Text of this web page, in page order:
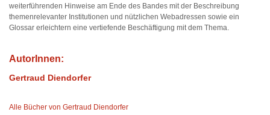
weiterführenden Hinweise am Ende des Bandes mit der Beschreibung
themenrelevanter Institutionen und nützlichen Webadressen sowie ein
Glossar erleichtern eine vertiefende Beschäftigung mit dem Thema.
AutorInnen:
Gertraud Diendorfer
Alle Bücher von Gertraud Diendorfer